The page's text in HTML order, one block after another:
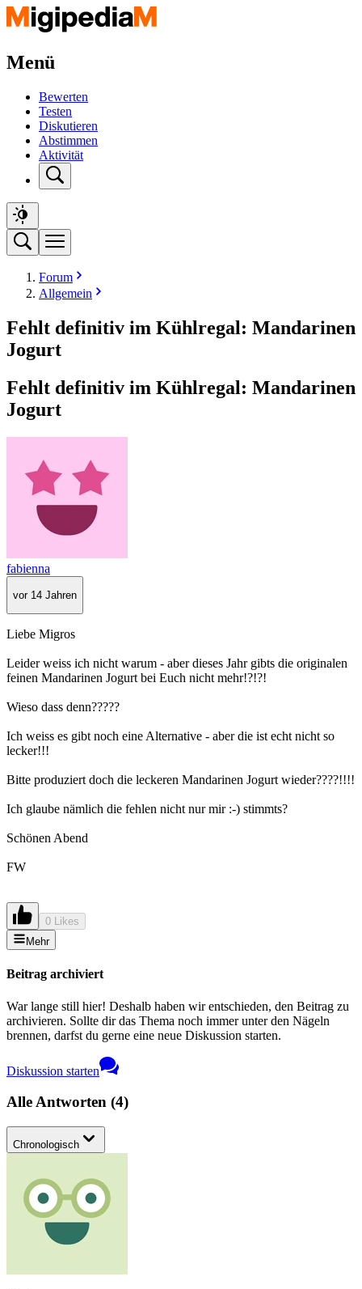
Menü
Bewerten
Testen
Diskutieren
Abstimmen
Aktivität
Forum
Allgemein
Fehlt definitiv im Kühlregal: Mandarinen
Jogurt
Fehlt definitiv im Kühlregal: Mandarinen
Jogurt
fabienna
vor 14 Jahren
Liebe Migros
Leider weiss ich nicht warum - aber dieses Jahr gibts die originalen
feinen Mandarinen Jogurt bei Euch nicht mehr!?!?!
Wieso dass denn?????
Ich weiss es gibt noch eine Alternative - aber die ist echt nicht so
lecker!!!
Bitte produziert doch die leckeren Mandarinen Jogurt wieder????!!!!
Ich glaube nämlich die fehlen nicht nur mir :-) stimmts?
Schönen Abend
FW
0 Likes
Mehr
Beitrag archiviert
War lange still hier! Deshalb haben wir entschieden, den Beitrag zu
archivieren. Sollte dir das Thema noch immer unter den Nägeln
brennen, darfst du gerne eine neue Diskussion starten.
Diskussion starten
Alle Antworten (4)
Chronologisch